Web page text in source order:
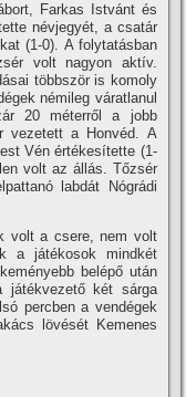
Farkas Istvánt és
névjegyét, a csatár
(1-0). A folytatásban
volt nagyon aktí­v.
többször is komoly
némileg váratlanul
20 méterről a jobb
vezetett a Honvéd. A
Vén értékesí­tette (1-
volt az állás. Tőzsér
labdát Nógrádi
volt a csere, nem volt
a játékosok mindkét
belépő után
két sárga
percben a vendégek
lövését Kemenes